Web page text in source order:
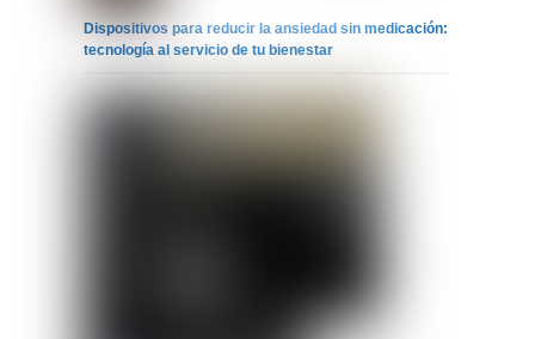
Dispositivos para reducir la ansiedad sin medicación:
tecnología al servicio de tu bienestar